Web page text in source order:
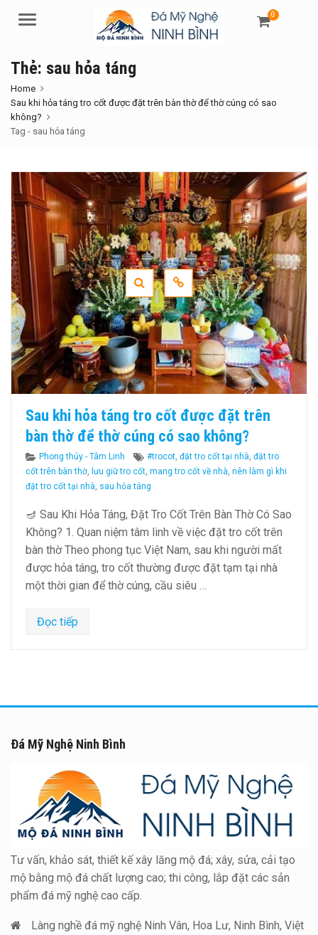
Menu
0
Thẻ: sau hỏa táng
Home
Sau khi hỏa táng tro cốt được đặt trên bàn thờ để thờ cúng có sao
không?
Tag - sau hỏa táng
Sau khi hỏa táng tro cốt được đặt trên
bàn thờ để thờ cúng có sao không?
Categories
Phong thủy - Tâm Linh Tags
#trocot, đặt tro cốt tại nhà, đặt tro
cốt trên bàn thờ, lưu giữ tro cốt, mang tro cốt về nhà, nên làm gì khi
đặt tro cốt tại nhà, sau hỏa táng
🪔 Sau Khi Hỏa Táng, Đặt Tro Cốt Trên Bàn Thờ Có Sao
Không? 1. Quan niệm tâm linh về việc đặt tro cốt trên
bàn thờ Theo phong tục Việt Nam, sau khi người mất
được hỏa táng, tro cốt thường được đặt tạm tại nhà
một thời gian để thờ cúng, cầu siêu …
Đọc tiếp
Đá Mỹ Nghệ Ninh Bình
Tư vấn, khảo sát, thiết kế xây lăng mộ đá; xây, sửa, cải tạo
mộ bằng mộ đá chất lượng cao; thi công, lắp đặt các sản
phẩm đá mỹ nghệ cao cấp.
Làng nghề đá mỹ nghệ Ninh Vân, Hoa Lư, Ninh Bình, Việt